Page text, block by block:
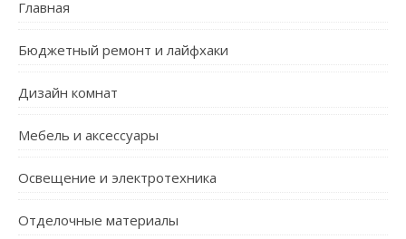
Главная
Бюджетный ремонт и лайфхаки
Дизайн комнат
Мебель и аксессуары
Освещение и электротехника
Отделочные материалы